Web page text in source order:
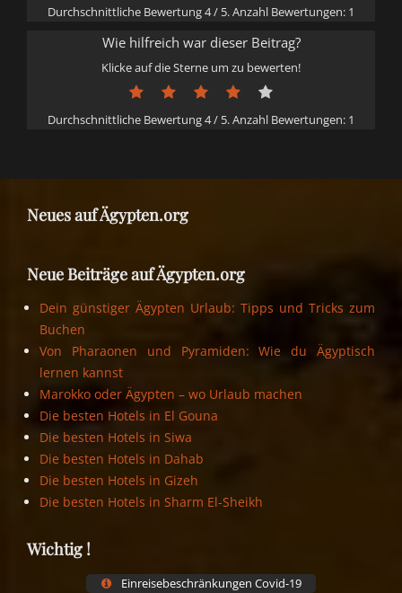
Durchschnittliche Bewertung4/ 5. Anzahl Bewertungen: 1
Wie hilfreich war dieser Beitrag?
Klicke auf die Sterne um zu bewerten!
Durchschnittliche Bewertung4/ 5. Anzahl Bewertungen: 1
Neues auf Ägypten.org
Neue Beiträge auf Ägypten.org
Dein günstiger Ägypten Urlaub: Tipps und Tricks zum
Buchen
Von Pharaonen und Pyramiden: Wie du Ägyptisch
lernen kannst
Marokko oder Ägypten – wo Urlaub machen
Die besten Hotels in El Gouna
Die besten Hotels in Siwa
Die besten Hotels in Dahab
Die besten Hotels in Gizeh
Die besten Hotels in Sharm El-Sheikh
Wichtig !
Einreisebeschränkungen Covid-19